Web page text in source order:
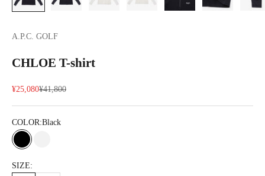
A.P.C. GOLF
CHLOE T-shirt
セール価格
¥25,080通常価格
¥41,800
COLOR:Black
Black
SIZE: